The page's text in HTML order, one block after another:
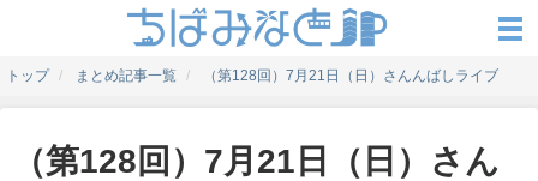
トップ まとめ記事一覧 （第128回）7月21日（日）さんんばしライブ
（第128回）7月21日（日）さん